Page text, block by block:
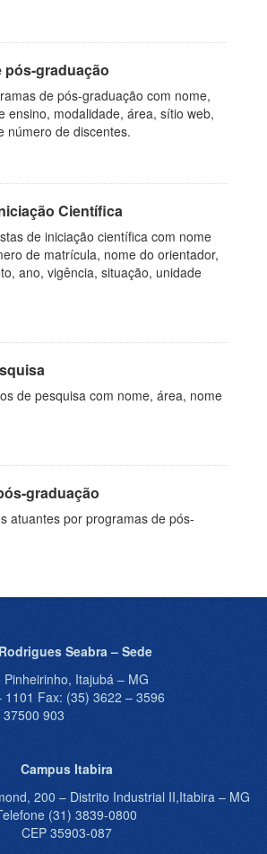
pós-graduação
de pós-graduação com nome,
ensino, modalidade, área, sítio web,
número de discentes.
Científica
de iniciação científica com nome
de matrícula, nome do orientador,
ano, vigência, situação, unidade
de pesquisa com nome, área, nome
graduação
atuantes por programas de pós-
Seabra – Sede
Itajubá – MG
Fax: (35) 3622 – 3596
903
Campus Itabira
200 – Distrito Industrial II,Itabira – MG
(31) 3839-0800
CEP 35903-087